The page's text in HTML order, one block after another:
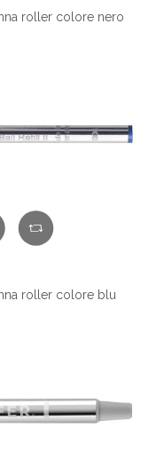
roller colore nero
roller colore blu